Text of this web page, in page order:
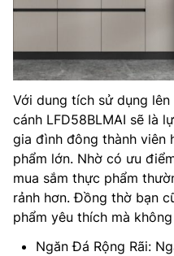
Với dung tích sử dụng
cánh LFD58BLMAI sẽ là
gia đình đông thành viên
phẩm lớn. Nhờ có ưu
mua sắm thực phẩm
rảnh hơn. Đồng thờ bạn
phẩm yêu thích mà
Ngăn Đá Rộng Rãi: